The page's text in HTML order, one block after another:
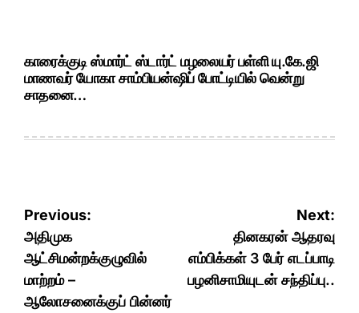
காரைக்குடி ஸ்மார்ட் ஸ்டார்ட் மழலையர் பள்ளி யு.கே.ஜி
மாணவர் யோகா சாம்பியன்ஷிப் போட்டியில் வென்று
சாதனை…
Post
navigation
Previous:
அதிமுக
ஆட்சிமன்றக்குழுவில்
மாற்றம் –
ஆலோசனைக்குப் பின்னர்
Next:
தினகரன் ஆதரவு
எம்பிக்கள் 3 பேர் எடப்பாடி
பழனிசாமியுடன் சந்திப்பு..